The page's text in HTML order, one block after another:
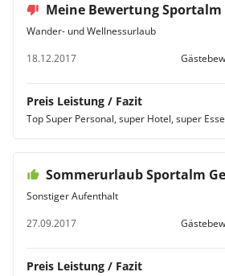
Meine Bewertung Sportalm
Wander- und Wellnessurlaub
18.12.2017
Preis Leistung / Fazit
Top Super Personal, super Hotel, super
Sommerurlaub Sportalm
Sonstiger Aufenthalt
27.09.2017
Preis Leistung / Fazit